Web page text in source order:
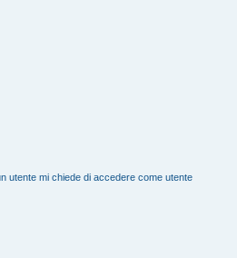
utente mi chiede di accedere come utente